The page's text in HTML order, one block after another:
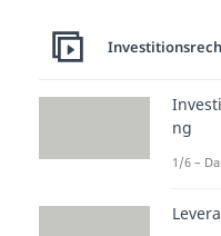
ng
1/6 –